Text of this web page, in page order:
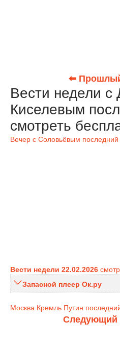
⬅
Вести недели
Киселевым
смотреть
Вечер с Соловьёвым последний
Вести недели 22.02.2026
Запасной плеер Ок.ру
Москва Кремль Путин
Следующий